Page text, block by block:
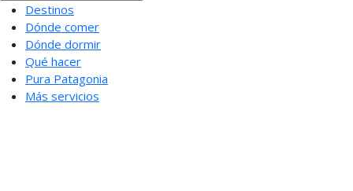
Destinos
Dónde comer
Dónde dormir
Qué hacer
Pura Patagonia
Más servicios